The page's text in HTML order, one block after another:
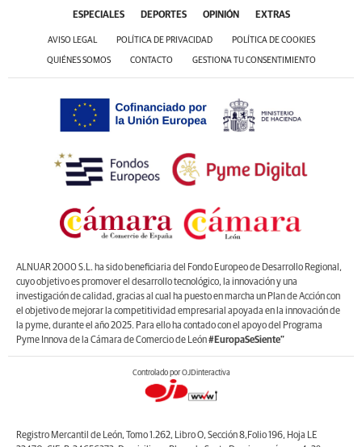
ESPECIALES DEPORTES OPINIÓN EXTRAS
AVISO LEGAL POLÍTICA DE PRIVACIDAD POLÍTICA DE COOKIES
QUIÉNES SOMOS CONTACTO GESTIONA TU CONSENTIMIENTO
ALNUAR 2000 S.L. ha sido beneficiaria del Fondo Europeo de Desarrollo Regional,
cuyo objetivo es promover el desarrollo tecnológico, la innovación y una
investigación de calidad, gracias al cual ha puesto en marcha un Plan de Acción con
el objetivo de mejorar la competitividad empresarial apoyada en la innovación de
la pyme, durante el año 2025. Para ello ha contado con el apoyo del Programa
Pyme Innova de la Cámara de Comercio de León#EuropaSeSiente”
Controlado por OJDinteractiva
Registro Mercantil de León, Tomo 1.262, Libro O, Sección 8,Folio 196, Hoja LE